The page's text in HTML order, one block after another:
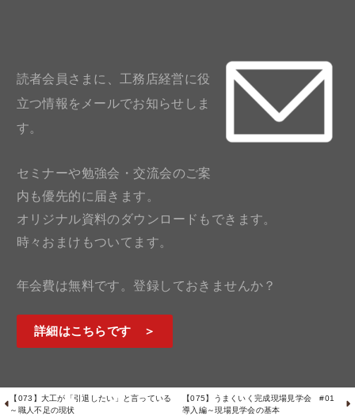
読者会員さまに、工務店経営に役
立つ情報をメールでお知らせしま
す。
セミナーや勉強会・交流会のご案
内も優先的に届きます。
オリジナル資料のダウンロードもできます。
時々おまけもついてます。
年会費は無料です。登録しておきませんか？
詳細はこちらです ＞
【075】うまくいく完成現場見学会 #01
導入編～現場見学会の基本
【073】大工が「引退したい」と言っている
～職人不足の現状